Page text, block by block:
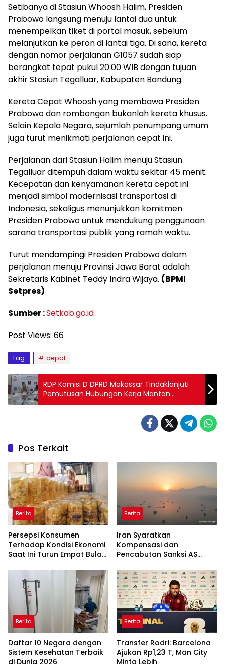
Setibanya di Stasiun Whoosh Halim, Presiden
Prabowo langsung menuju lantai dua untuk
menempelkan tiket di portal masuk, sebelum
melanjutkan ke peron di lantai tiga. Di sana, kereta
dengan nomor perjalanan G1057 sudah siap
berangkat tepat pukul 20.00 WIB dengan tujuan
akhir Stasiun Tegalluar, Kabupaten Bandung.
Kereta Cepat Whoosh yang membawa Presiden
Prabowo dan rombongan bukanlah kereta khusus.
Selain Kepala Negara, sejumlah penumpang umum
juga turut menikmati perjalanan cepat ini.
Perjalanan dari Stasiun Halim menuju Stasiun
Tegalluar ditempuh dalam waktu sekitar 45 menit.
Kecepatan dan kenyamanan kereta cepat ini
menjadi simbol modernisasi transportasi di
Indonesia, sekaligus menunjukkan komitmen
Presiden Prabowo untuk mendukung penggunaan
sarana transportasi publik yang ramah waktu.
Turut mendampingi Presiden Prabowo dalam
perjalanan menuju Provinsi Jawa Barat adalah
Sekretaris Kabinet Teddy Indra Wijaya. (BPMI
Setpres)
Sumber :Setkab.go.id
Post Views: 66
Tag: cepat
RDP Komisi D DPRD Makassar Tindaklanjuti
Pemutusan Hubungan Kerja Mantan
Karyawan JNE
Pos Terkait
Berita
Persepsi Konsumen
Terhadap Kondisi Ekonomi
Saat Ini Turun Empat Bulan
Berita
Iran Syaratkan
Kompensasi dan
Pencabutan Sanksi AS
Berita
Daftar 10 Negara dengan
Sistem Kesehatan Terbaik
di Dunia 2026
Berita
Transfer Rodri: Barcelona
Ajukan Rp1,23 T, Man City
Minta Lebih